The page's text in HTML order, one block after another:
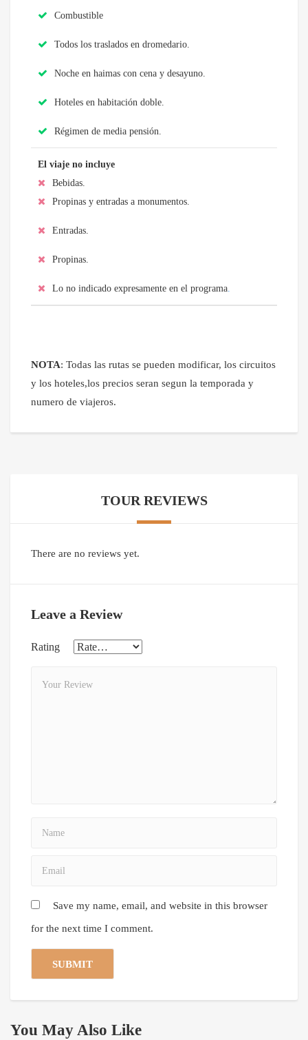
Combustible
Todos los traslados en dromedario.
Noche en haimas con cena y desayuno.
Hoteles en habitación doble.
Régimen de media pensión.
El viaje no incluye
Bebidas.
Propinas y entradas a monumentos.
Entradas.
Propinas.
Lo no indicado expresamente en el programa.
NOTA: Todas las rutas se pueden modificar, los circuitos
y los hoteles,los precios seran segun la temporada y
numero de viajeros.
TOUR REVIEWS
There are no reviews yet.
Leave a Review
Rating
Save my name, email, and website in this browser
for the next time I comment.
You May Also Like